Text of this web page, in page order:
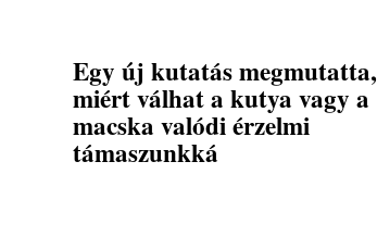
Egy új kutatás megmutatta,
miért válhat a kutya vagy a
macska valódi érzelmi
támaszunkká